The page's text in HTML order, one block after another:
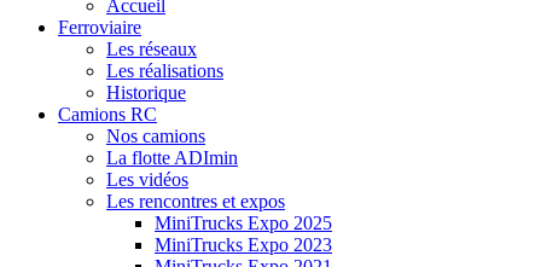
Accueil
Ferroviaire
Les réseaux
Les réalisations
Historique
Camions RC
Nos camions
La flotte ADImin
Les vidéos
Les rencontres et expos
MiniTrucks Expo 2025
MiniTrucks Expo 2023